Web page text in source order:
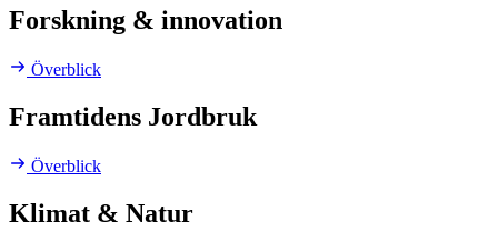
Forskning & innovation
Överblick
Framtidens Jordbruk
Överblick
Klimat & Natur